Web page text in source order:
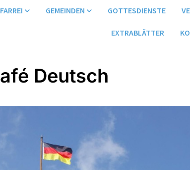
GEMEINDEN GOTTESDIENSTE
EXTRABLÄTTER
Deutsch